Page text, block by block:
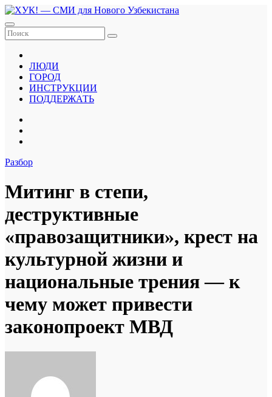
Перейти
к
содержанию
ЛЮДИ
ГОРОД
ИНСТРУКЦИИ
ПОДДЕРЖАТЬ
Разбор
Митинг в степи,
деструктивные
«правозащитники», крест на
культурной жизни и
национальные трения — к
чему может привести
законопроект МВД